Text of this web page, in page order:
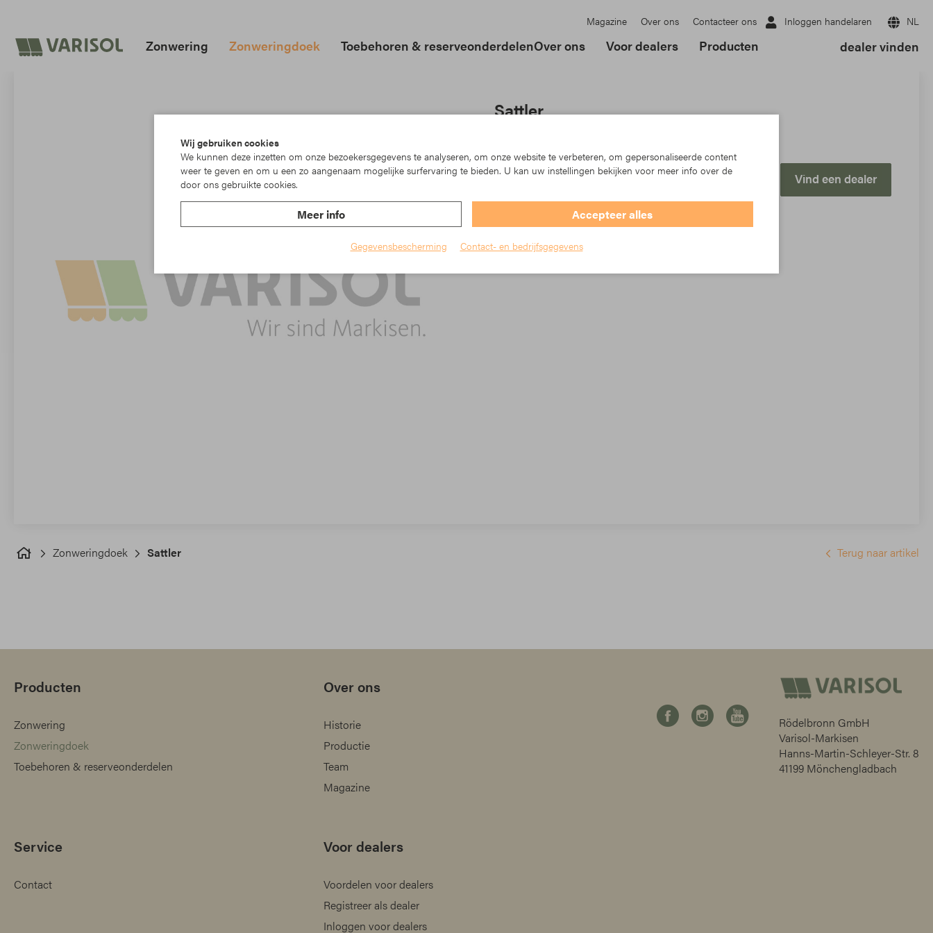
Magazine Over ons Contacteer ons Inloggen handelaren NL
Zonwering Zonweringdoek Toebehoren & reserveonderdelenOver ons Voor dealers Producten dealer vinden
Sattler
Vind een dealer
Zonweringdoek Sattler Terug naar artikel
Producten
Zonwering
Zonweringdoek
Toebehoren & reserveonderdelen
Over ons
Historie
Productie
Team
Magazine
Service
Contact
Voor dealers
Voordelen voor dealers
Registreer als dealer
Inloggen voor dealers
Rödelbronn GmbH
Varisol-Markisen
Hanns-Martin-Schleyer-Str. 8
41199 Mönchengladbach
Wij gebruiken cookies
We kunnen deze inzetten om onze bezoekersgegevens te analyseren, om onze website te verbeteren, om gepersonaliseerde content
weer te geven en om u een zo aangenaam mogelijke surfervaring te bieden. U kan uw instellingen bekijken voor meer info over de
door ons gebruikte cookies.
Meer info Accepteer alles
Gegevensbescherming Contact- en bedrijfsgegevens